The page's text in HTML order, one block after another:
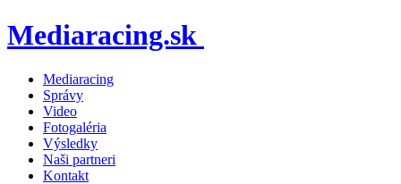
Mediaracing.sk
Mediaracing
Správy
Video
Fotogaléria
Výsledky
Naši partneri
Kontakt